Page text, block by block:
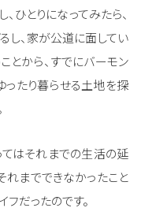
ひとりになってみたら、
し、家が公道に面してい
とから、すでにバーモン
ったり暮らせる土地を探
てはそれまでの生活の延
れまでできなかったこと
だったのです。